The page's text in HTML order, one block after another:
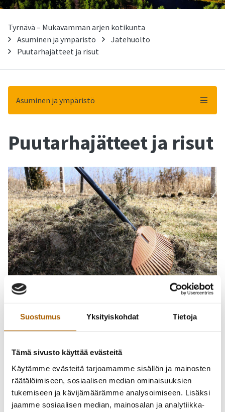
Suostumus Yksityiskohdat Tietoja
Tämä sivusto käyttää evästeitä
Käytämme evästeitä tarjoamamme sisällön ja mainosten
räätälöimiseen, sosiaalisen median ominaisuuksien
tukemiseen ja kävijämäärämme analysoimiseen. Lisäksi
jaamme sosiaalisen median, mainosalan ja analytiikka-
Tyrnävä – Mukavamman arjen kotikunta
Asuminen ja ympäristö
Jätehuolto
Puutarhajätteet ja risut
Asuminen ja ympäristö
-Puutarhajätteet ja risut
Haravointi- ja risujätteet on helpoin hyödyntää esim.
puutarhajätteitä voi viedä Lakeuden EKOn
kierrätyspisteeseen. Lisätietoja saa
Haravointi- ja risujätteiden vienti toisen maalle, kuten
metsä-, puisto- ja viheralueille on kiellettyä. Myös jätteiden
hautaaminen on kiellettyä. Piharoskat ja puutarhajätteet